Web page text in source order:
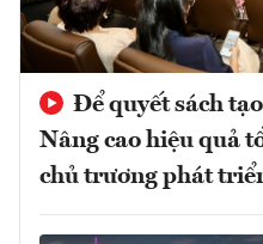
Để quyết sách
Nâng cao hiệu quả
chủ trương phát